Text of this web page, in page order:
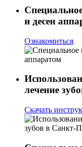
и десен
Ознакомиться
лечение
Скачать